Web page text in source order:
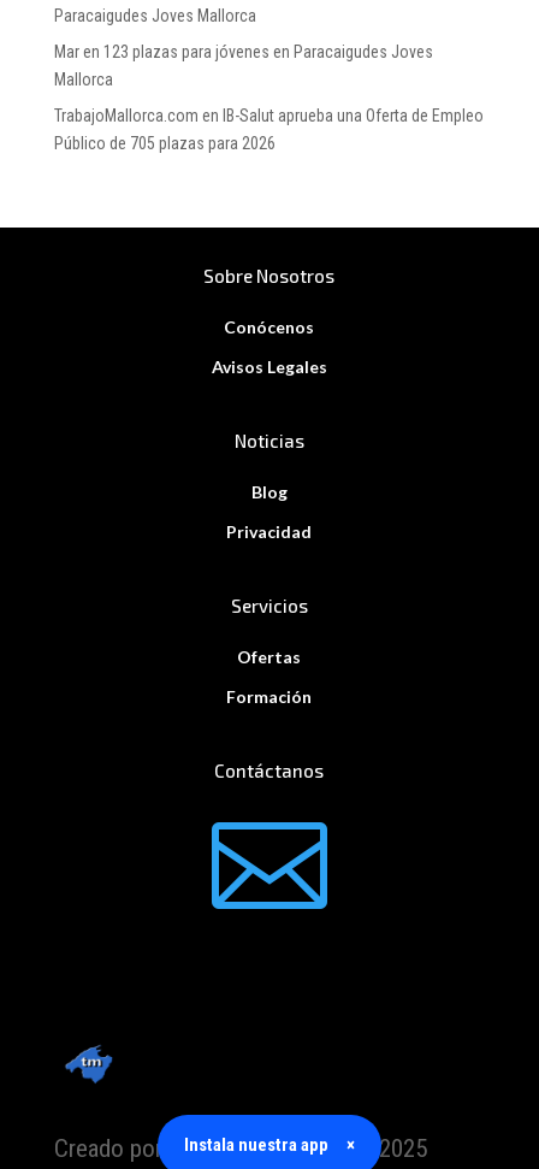
Paracaigudes Joves Mallorca
Maren 123 plazas para jóvenes en Paracaigudes Joves
Mallorca
TrabajoMallorca.com en IB-Salut aprueba una Oferta de Empleo
Público de 705 plazas para 2026
Sobre Nosotros
Conócenos
Avisos Legales
Noticias
Blog
Privacidad
Servicios
Ofertas
Formación
Contáctanos

Creado por TrabajoMallorca.com 2025
Instala nuestra app ×